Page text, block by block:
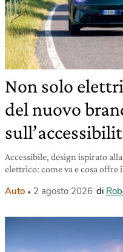
Non solo
del nuovo
Accessibile, design ispirato
elettrico: come va e cosa
Auto 2 agosto 2026 di